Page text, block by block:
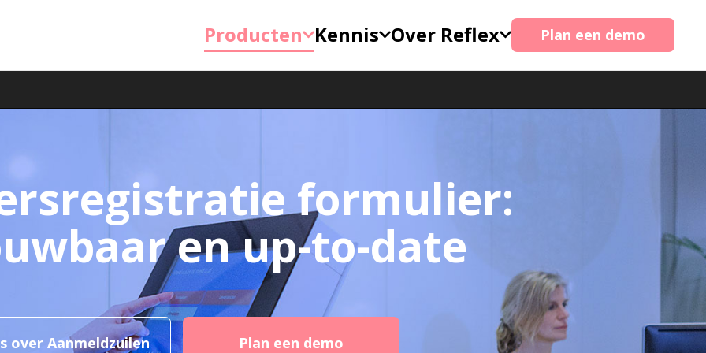
Producten Kennis Over Reflex Plan een demo
formulier:
en up-to-date
over Aanmeldzuilen Plan een demo